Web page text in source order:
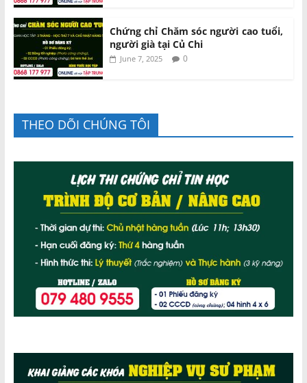
Chứng chỉ Chăm sóc người cao tuổi,
người già tại Củ Chi
June 7, 2025 0
THEO DÕI CHÚNG TÔI